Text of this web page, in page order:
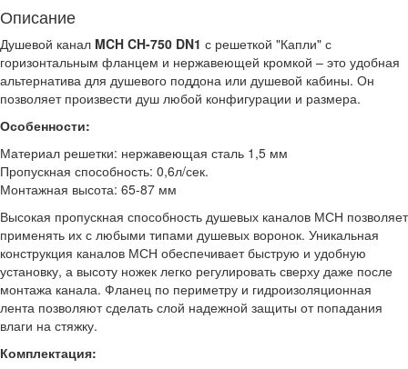
Описание
Душевой канал MCH CH-750 DN1 с решеткой "Капли" с
горизонтальным фланцем и нержавеющей кромкой – это удобная
альтернатива для душевого поддона или душевой кабины. Он
позволяет произвести душ любой конфигурации и размера.
Особенности:
Материал решетки: нержавеющая сталь 1,5 мм
Пропускная способность: 0,6л/сек.
Монтажная высота: 65-87 мм
Высокая пропускная способность душевых каналов МСН позволяет
применять их с любыми типами душевых воронок. Уникальная
конструкция каналов МСН обеспечивает быструю и удобную
установку, а высоту ножек легко регулировать сверху даже после
монтажа канала. Фланец по периметру и гидроизоляционная
лента позволяют сделать слой надежной защиты от попадания
влаги на стяжку.
Комплектация: